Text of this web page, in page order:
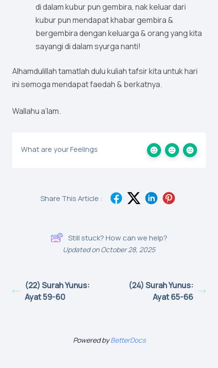
di dalam kubur pun gembira, nak keluar dari
kubur pun mendapat khabar gembira &
bergembira dengan keluarga & orang yang kita
sayangi di dalam syurga nanti!
Alhamdulillah tamatlah dulu kuliah tafsir kita untuk hari
ini semoga mendapat faedah & berkatnya.
Wallahu a’lam.
What are your Feelings
Share This Article :
Still stuck? How can we help?
Updated on October 28, 2025
(22) Surah Yunus:
Ayat 59-60
(24) Surah Yunus:
Ayat 65-66
Powered byBetterDocs